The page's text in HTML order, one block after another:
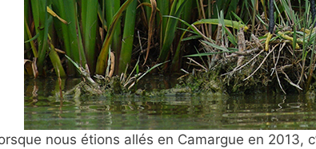
nous étions allés en Camargue en 2013,